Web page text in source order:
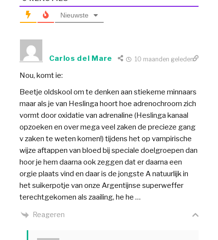
Nieuwste
Carlos del Mare 10 maanden geleden
Nou, komt ie:
Beetje oldskool om te denken aan stiekeme minnaars
maar als je van Heslinga hoort hoe adrenochroom zich
vormt door oxidatie van adrenaline (Heslinga kanaal
opzoeken en over mega veel zaken de precieze gang
v zaken te weten komen!) tijdens het op vampirische
wijze aftappen van bloed bij speciale doelgroepen dan
hoor je hem daarna ook zeggen dat er daarna een
orgie plaats vind en daar is de jongste A natuurlijk in
het suikerpotje van onze Argentijnse superweffer
terechtgekomen als zaailing, he he …
Reageren